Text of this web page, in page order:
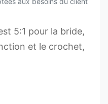
5:1 pour la bride,
et le crochet,